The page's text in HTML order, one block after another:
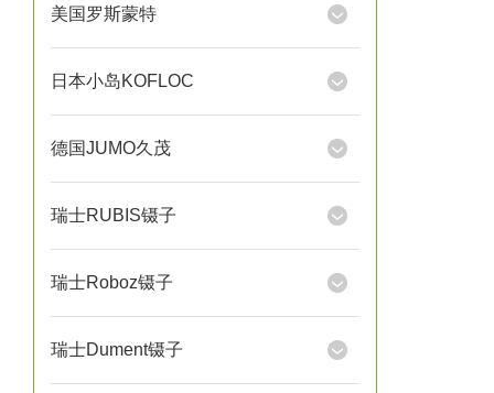
美国罗斯蒙特
日本小岛KOFLOC
德国JUMO久茂
瑞士RUBIS镊子
瑞士Roboz镊子
瑞士Dument镊子